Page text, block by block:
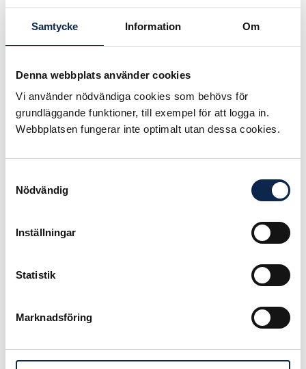
Samtycke Information Om
Denna webbplats använder cookies
Vi använder nödvändiga cookies som behövs för
grundläggande funktioner, till exempel för att logga in.
Webbplatsen fungerar inte optimalt utan dessa cookies.
Nödvändig
Inställningar
Statistik
Marknadsföring
Mika Romanus arbetar idag som
scen, musik, bild och form. Hon har
strategiska frågor för flera
uppdragsgivare både nationellt och
internationellt, och har också
– Ett vitalt kulturliv kan inte existera
kräver hårt arbete från flera viktiga
angeläget. Jag ser mycket fram
Romanus.
2016, då nuvarande